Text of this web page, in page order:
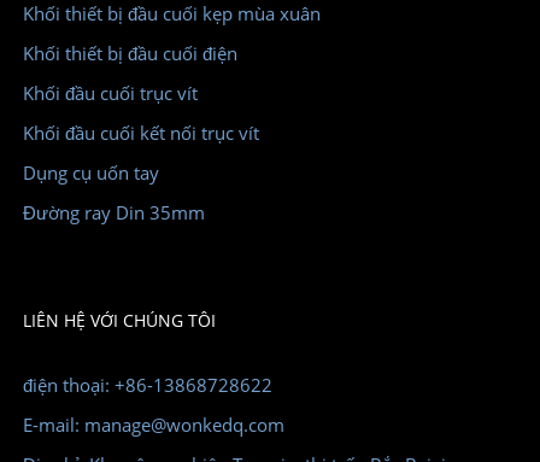
Khối thiết bị đầu cuối kẹp mùa xuân
Khối thiết bị đầu cuối điện
Khối đầu cuối trục vít
Khối đầu cuối kết nối trục vít
Dụng cụ uốn tay
Đường ray Din 35mm
LIÊN HỆ VỚI CHÚNG TÔI
điện thoại: +86-13868728622
E-mail: manage@wonkedq.com